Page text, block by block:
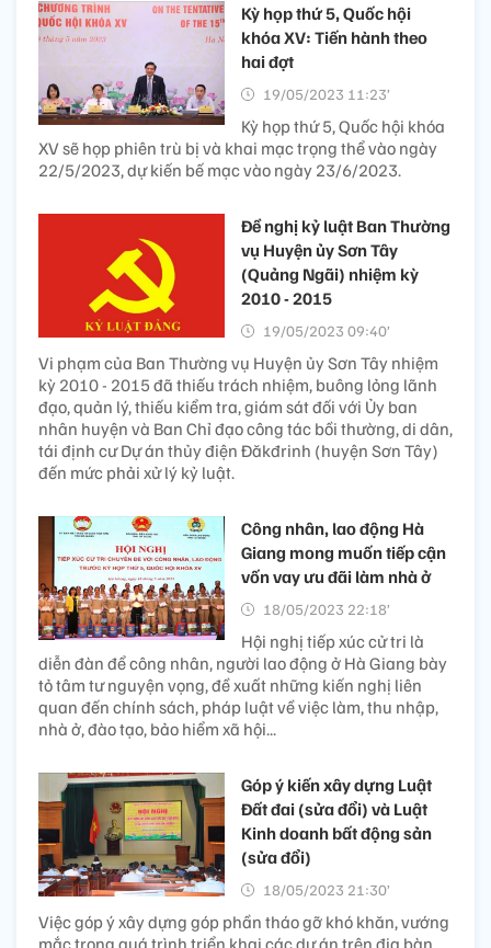
Kỳ họp thứ 5, Quốc hội
khóa XV: Tiến hành theo
hai đợt
19/05/2023 11:23’
Kỳ họp thứ 5, Quốc hội khóa
XV sẽ họp phiên trù bị và khai mạc trọng thể vào ngày
22/5/2023, dự kiến bế mạc vào ngày 23/6/2023.
Đề nghị kỷ luật Ban Thường
vụ Huyện ủy Sơn Tây
(Quảng Ngãi) nhiệm kỳ
2010 - 2015
19/05/2023 09:40’
Vi phạm của Ban Thường vụ Huyện ủy Sơn Tây nhiệm
kỳ 2010 - 2015 đã thiếu trách nhiệm, buông lỏng lãnh
đạo, quản lý, thiếu kiểm tra, giám sát đối với Ủy ban
nhân huyện và Ban Chỉ đạo công tác bồi thường, di dân,
tái định cư Dự án thủy điện Đăkđrinh (huyện Sơn Tây)
đến mức phải xử lý kỷ luật.
Công nhân, lao động Hà
Giang mong muốn tiếp cận
vốn vay ưu đãi làm nhà ở
18/05/2023 22:18’
Hội nghị tiếp xúc cử tri là
diễn đàn để công nhân, người lao động ở Hà Giang bày
tỏ tâm tư nguyện vọng, đề xuất những kiến nghị liên
quan đến chính sách, pháp luật về việc làm, thu nhập,
nhà ở, đào tạo, bảo hiểm xã hội...
Góp ý kiến xây dựng Luật
Đất đai (sửa đổi) và Luật
Kinh doanh bất động sản
(sửa đổi)
18/05/2023 21:30’
Việc góp ý xây dựng góp phần tháo gỡ khó khăn, vướng
mắc trong quá trình triển khai các dự án trên địa bàn